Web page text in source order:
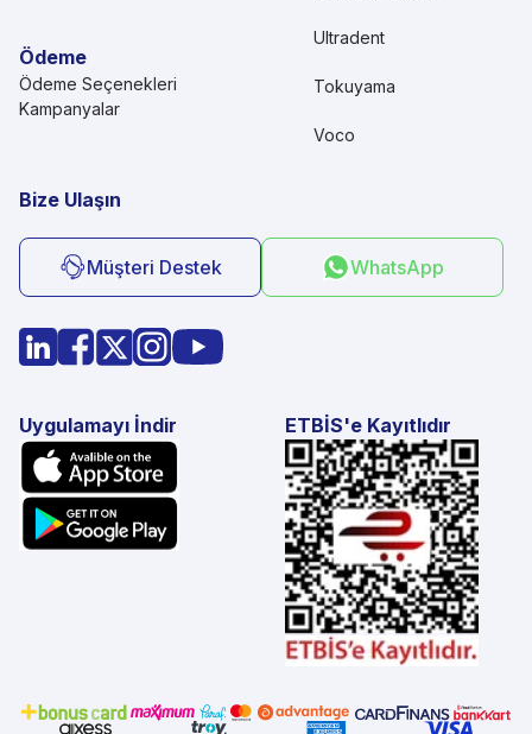
Ödeme
Ödeme Seçenekleri
Kampanyalar
Ultradent
Tokuyama
Voco
Bize Ulaşın
Müşteri Destek WhatsApp
Uygulamayı İndir ETBİS'e Kayıtlıdır